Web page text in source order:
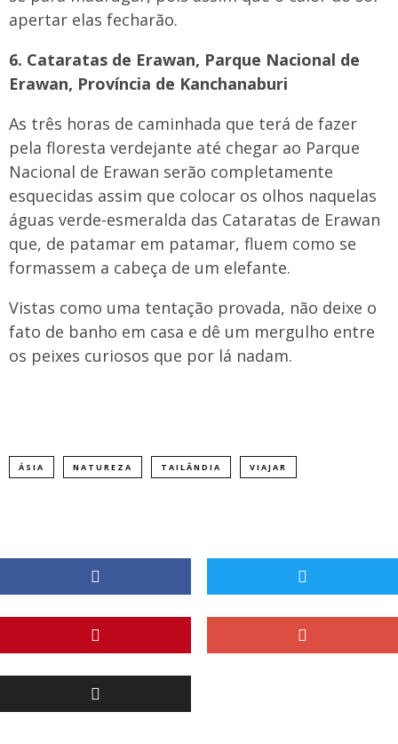
apertar elas fecharão.
6. Cataratas de Erawan, Parque Nacional de
Erawan, Província de Kanchanaburi
As três horas de caminhada que terá de fazer
pela floresta verdejante até chegar ao Parque
Nacional de Erawan serão completamente
esquecidas assim que colocar os olhos naquelas
águas verde-esmeralda das Cataratas de Erawan
que, de patamar em patamar, fluem como se
formassem a cabeça de um elefante.
Vistas como uma tentação provada, não deixe o
fato de banho em casa e dê um mergulho entre
os peixes curiosos que por lá nadam.
ÁSIA NATUREZA TAILÂNDIA VIAJAR